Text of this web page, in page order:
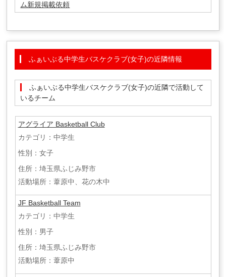
ム新規掲載依頼
ふぁいぶる中学生バスケクラブ(女子)の近隣情報
ふぁいぶる中学生バスケクラブ(女子)の近隣で活動して
いるチーム
アグライア Basketball Club
カテゴリ：中学生
性別：女子
住所：埼玉県ふじみ野市
活動場所：葦原中、花の木中
JF Basketball Team
カテゴリ：中学生
性別：男子
住所：埼玉県ふじみ野市
活動場所：葦原中